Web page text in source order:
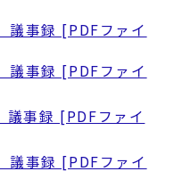
事録 [PDFファイ
事録 [PDFファイ
議事録 [PDFファイ
事録 [PDFファイ